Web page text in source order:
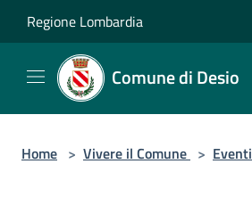
Regione Lombardia
Comune di Desio
Home > Vivere il Comune > Eventi